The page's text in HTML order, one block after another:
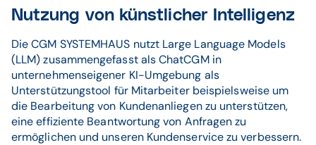
Nutzung von künstlicher Intelligenz
Die CGM SYSTEMHAUS nutzt Large Language Models
(LLM) zusammengefasst als ChatCGM in
unternehmenseigener KI-Umgebung als
Unterstützungstool für Mitarbeiter beispielsweise um
die Bearbeitung von Kundenanliegen zu unterstützen,
eine effiziente Beantwortung von Anfragen zu
ermöglichen und unseren Kundenservice zu verbessern.